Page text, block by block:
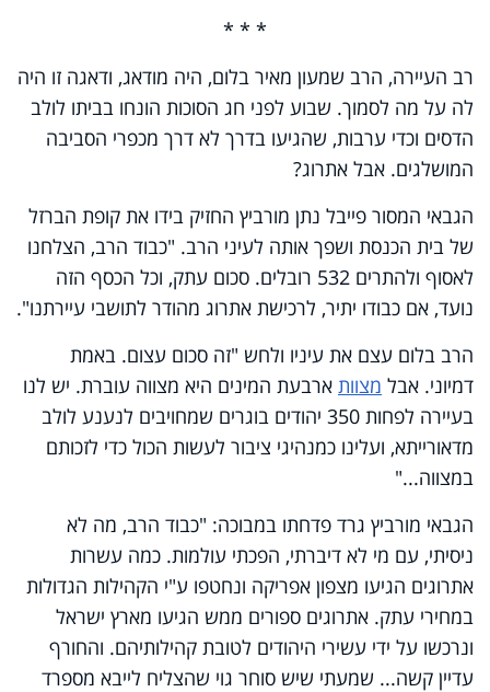
* * *
רב העיירה, הרב שמעון מאיר בלום, היה מודאג, ודאגה זו היה
לה על מה לסמוך. שבוע לפני חג הסוכות הונחו בביתו לולב
הדסים וכדי ערבות, שהגיעו בדרך לא דרך מכפרי הסביבה
המושלגים. אבל אתרוג?
הגבאי המסור פייבל נתן מורביץ החזיק בידו את קופת הברזל
של בית הכנסת ושפך אותה לעיני הרב. "כבוד הרב, הצלחנו
לאסוף ולהתרים 532 רובלים. סכום עתק, וכל הכסף הזה
נועד, אם כבודו יתיר, לרכישת אתרוג מהודר לתושבי עיירתנו".
הרב בלום עצם את עיניו ולחש "זה סכום עצום. באמת
דמיוני. אבל מצוות ארבעת המינים היא מצווה עוברת. יש לנו
בעיירה לפחות 350 יהודים בוגרים שמחויבים לנענע לולב
מדאורייתא, ועלינו כמנהיגי ציבור לעשות הכול כדי לזכותם
במצווה..."
הגבאי מורביץ גרד פדחתו במבוכה: "כבוד הרב, מה לא
ניסיתי, עם מי לא דיברתי, הפכתי עולמות. כמה עשרות
אתרוגים הגיעו מצפון אפריקה ונחטפו ע"י הקהילות הגדולות
במחירי עתק. אתרוגים ספורים ממש הגיעו מארץ ישראל
ונרכשו על ידי עשירי היהודים לטובת קהילותיהם. והחורף
עדיין קשה... שמעתי שיש סוחר גוי שהצליח לייבא מספרד